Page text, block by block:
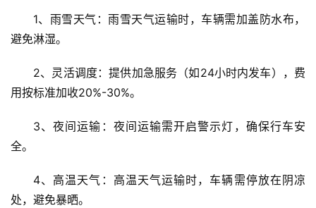
1、雨雪天气：雨雪天气运输时，车辆需加盖防水布，
避免淋湿。
2、灵活调度：提供加急服务（如24小时内发车），费
用按标准加收20%-30%。
3、夜间运输：夜间运输需开启警示灯，确保行车安
全。
4、高温天气：高温天气运输时，车辆需停放在阴凉
处，避免暴晒。